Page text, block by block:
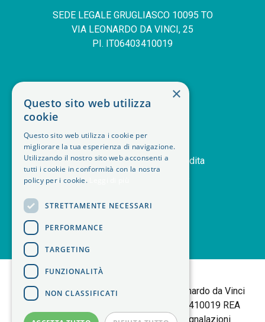
SEDE LEGALE GRUGLIASCO 10095 TO
VIA LEONARDO DA VINCI, 25
PI. IT06403410019
SERVIZIO CLIENTI
deskphone +39 011 408 14 28
orders Storico ordini
handshake Termini e condizioni di vendita
delivery_truck_speed
B+M isol TortallaSede Legale: Via Leonardo da Vinci
25 | 10095 Grugliasco (TO) P.IVA 06403410019 REA
TORINO 783877 | Policy Privacy |Segnalazioni
×
Questo sito web utilizza
cookie
Questo sito web utilizza i cookie per
migliorare la tua esperienza di navigazione.
Utilizzando il nostro sito web acconsenti a
tutti i cookie in conformità con la nostra
policy per i cookie.
STRETTAMENTE NECESSARI
PERFORMANCE
TARGETING
FUNZIONALITÀ
NON CLASSIFICATI